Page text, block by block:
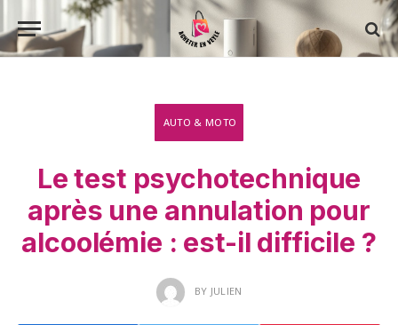
AUTO & MOTO
Le test psychotechnique
après une annulation pour
alcoolémie : est-il difficile ?
BY JULIEN